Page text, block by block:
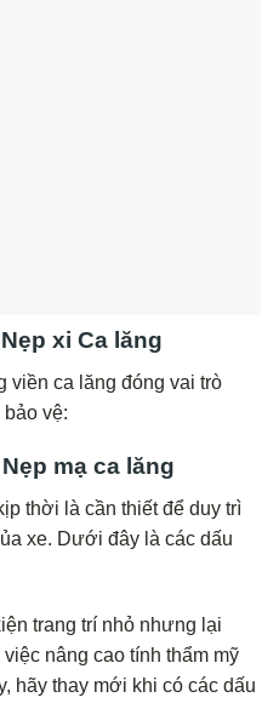
xi Ca lăng
viền ca lăng đóng vai trò
vệ:
mạ ca lăng
thời là cần thiết để duy trì
xe. Dưới đây là các dấu
trang trí nhỏ nhưng lại
nâng cao tính thẩm mỹ
hãy thay mới khi có các dấu